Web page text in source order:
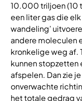
10.000 triljoen (10
een liter gas die
wandeling’
andere moleculen
kronkelige weg af.
kunnen stopzetten
afspelen. Dan zie
onverwachte
het totale gedrag